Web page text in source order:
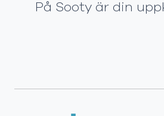
På Sooty är din